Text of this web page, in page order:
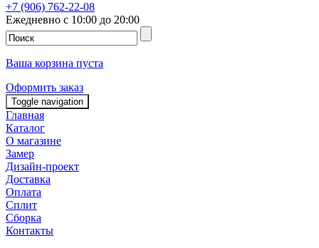
+7 (906) 762-22-08
Ежедневно с 10:00 до 20:00
Ваша корзина пуста
Оформить заказ
Toggle navigation
Главная
Каталог
О магазине
Замер
Дизайн-проект
Доставка
Оплата
Сплит
Сборка
Контакты